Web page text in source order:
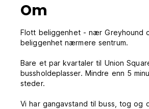
Om
Flott beliggenhet - nær Greyhound
beliggenhet nærmere sentrum.
Bare et par kvartaler til Union
bussholdeplasser. Mindre enn 5
steder.
Vi har gangavstand til buss, tog og